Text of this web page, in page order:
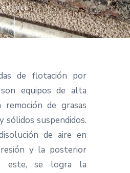
SCROLL
de flotación por
equipos de alta
remoción de grasas
sólidos suspendidos.
de aire en
y la posterior
este, se logra la